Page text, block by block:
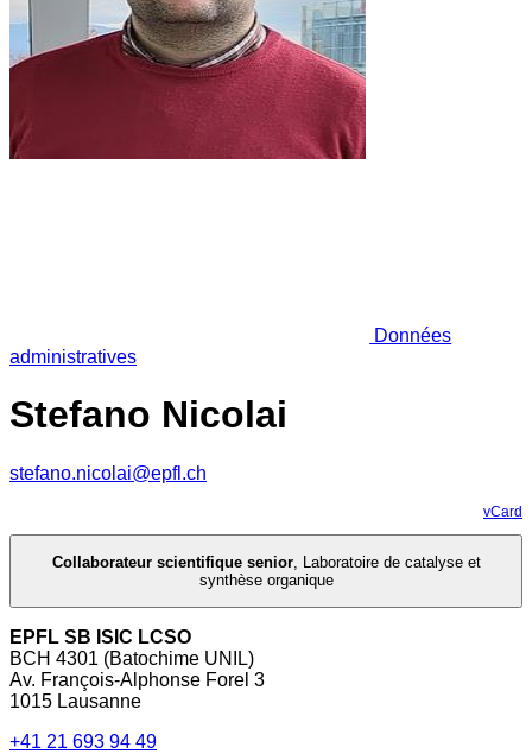
Données
administratives
Stefano Nicolai
stefano.nicolai@epfl.ch
vCard
Collaborateur scientifique senior, Laboratoire de catalyse et
synthèse organique
EPFL SB ISIC LCSO
BCH 4301 (Batochime UNIL)
Av. François-Alphonse Forel 3
1015 Lausanne
+41 21 693 94 49